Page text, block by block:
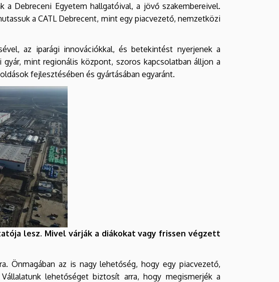
Debreceni Egyetem hallgatóival, a jövő szakembereivel.
a CATL Debrecent, mint egy piacvezető, nemzetközi
az iparági innovációkkal, és betekintést nyerjenek a
mint regionális központ, szoros kapcsolatban álljon a
fejlesztésében és gyártásában egyaránt.
lesz. Mivel várják a diákokat vagy frissen végzett
Önmagában az is nagy lehetőség, hogy egy piacvezető,
lehetőséget biztosít arra, hogy megismerjék a